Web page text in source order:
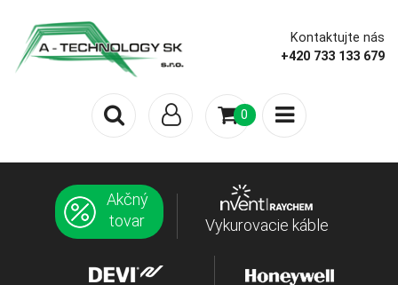
Kontaktujte nás
+420 733 133 679
0
Akčný
tovar
Vykurovacie káble